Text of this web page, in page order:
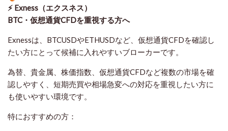
⚡ Exness（エクスネス）
BTC・仮想通貨CFDを重視する方へ
Exnessは、BTCUSDやETHUSDなど、仮想通貨CFDを確認し
たい方にとって候補に入れやすいブローカーです。
為替、貴金属、株価指数、仮想通貨CFDなど複数の市場を確
認しやすく、短期売買や相場急変への対応を重視したい方に
も使いやすい環境です。
特におすすめの方：